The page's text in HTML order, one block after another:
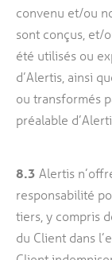
convenu et/ou
sont conçus, et/
été utilisés ou
d’Alertis, ainsi
ou transformés
préalable
8.3 Alertis
responsabilité
tiers, y compris
du Client dans